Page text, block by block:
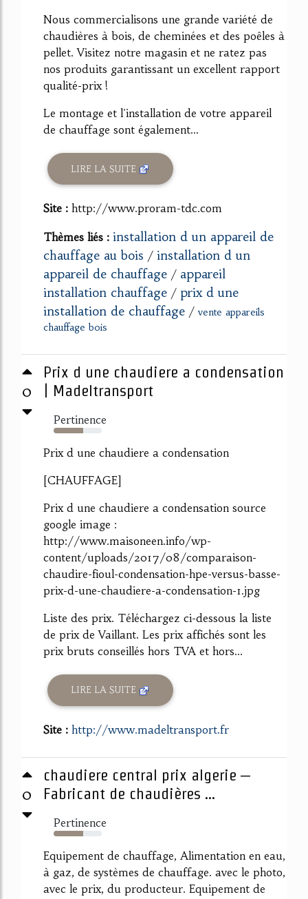
Nous commercialisons une grande variété de
chaudières à bois, de cheminées et des poêles à
pellet. Visitez notre magasin et ne ratez pas
nos produits garantissant un excellent rapport
qualité-prix !
Le montage et l'installation de votre appareil
de chauffage sont également...
LIRE LA SUITE
Site : http://www.proram-tdc.com
Thèmes liés : installation d un appareil de
chauffage au bois / installation d un
appareil de chauffage / appareil
installation chauffage / prix d une
installation de chauffage /vente appareils
chauffage bois
0
Prix d une chaudiere a condensation
| Madeltransport
Pertinence
62%
Prix d une chaudiere a condensation
[CHAUFFAGE]
Prix d une chaudiere a condensation source
google image :
http://www.maisoneen.info/wp-
content/uploads/2017/08/comparaison-
chaudire-fioul-condensation-hpe-versus-basse-
prix-d-une-chaudiere-a-condensation-1.jpg
Liste des prix. Téléchargez ci-dessous la liste
de prix de Vaillant. Les prix affichés sont les
prix bruts conseillés hors TVA et hors...
LIRE LA SUITE
Site : http://www.madeltransport.fr
0
chaudiere central prix algerie –
Fabricant de chaudières ...
Pertinence
62%
Equipement de chauffage, Alimentation en eau,
à gaz, de systèmes de chauffage. avec le photo,
avec le prix, du producteur. Equipement de